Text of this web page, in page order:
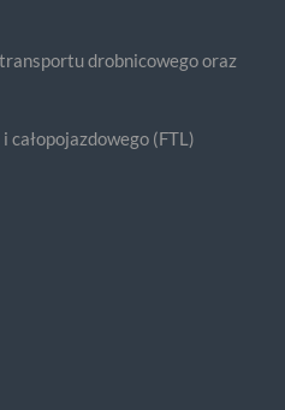
drobnicowego oraz
całopojazdowego (FTL)